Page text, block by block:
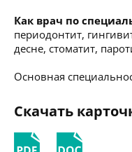
Как врач по
периодонтит,
десне, стоматит,
Основная
Скачать